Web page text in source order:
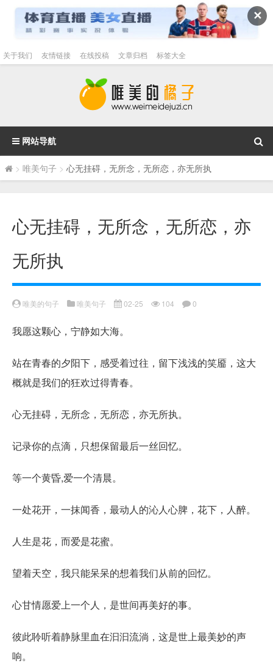
✕
关于我们 友情链接 在线投稿 文章归档 标签大全
网站导航
> 唯美句子 > 心无挂碍，无所念，无所恋，亦无所执
心无挂碍，无所念，无所恋，亦
无所执
唯美的句子 唯美句子 02-25 104 0
我愿这颗心，宁静如大海。
站在青春的夕阳下，感受着过往，留下浅浅的笑靥，这大
概就是我们的狂欢过得青春。
心无挂碍，无所念，无所恋，亦无所执。
记录你的点滴，只想保留最后一丝回忆。
等一个黄昏,爱一个清晨。
一处花开，一抹闻香，最动人的沁人心脾，花下，人醉。
人生是花，而爱是花蜜。
望着天空，我只能呆呆的想着我们从前的回忆。
心甘情愿爱上一个人，是世间再美好的事。
彼此聆听着静脉里血在汩汩流淌，这是世上最美妙的声
响。